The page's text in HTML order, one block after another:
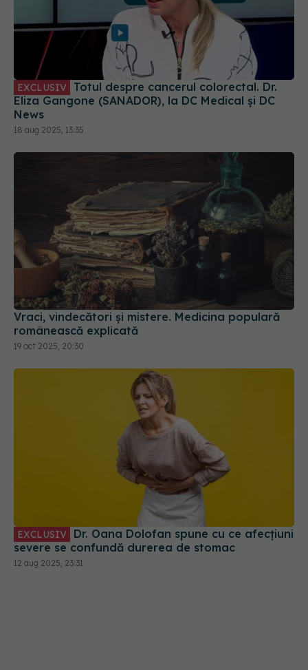
EXCLUSIV
Eliza Gangone (SANADOR), la DC Medical și DC
News
18 aug 2025, 13:35
Vraci, vindecători și mistere. Medicina populară
românească explicată
19 oct 2025, 20:30
severe se confundă durerea de stomac